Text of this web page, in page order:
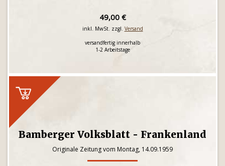
49,00 €
inkl. MwSt. zzgl. Versand
versandfertig innerhalb
1-2 Arbeitstage
Bamberger Volksblatt - Frankenland
Originale Zeitung vom Montag, 14.09.1959